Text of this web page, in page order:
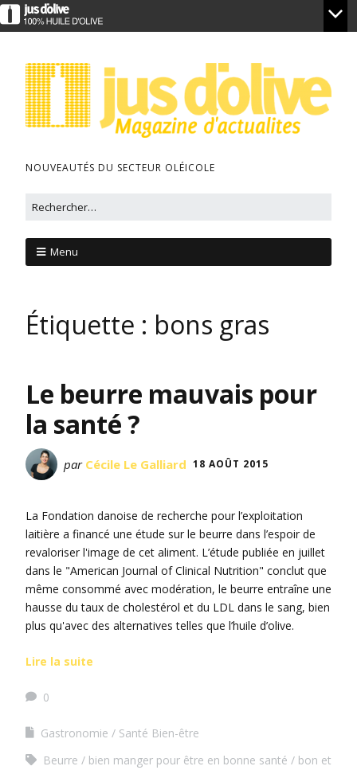
NOUVEAUTÉS DU SECTEUR OLÉICOLE
Menu
Étiquette : bons gras
Le beurre mauvais pour
la santé ?
par Cécile Le Galliard 18 AOÛT 2015
La Fondation danoise de recherche pour l’exploitation
laitière a financé une étude sur le beurre dans l’espoir de
revaloriser l'image de cet aliment. L’étude publiée en juillet
dans le "American Journal of Clinical Nutrition" conclut que
même consommé avec modération, le beurre entraîne une
hausse du taux de cholestérol et du LDL dans le sang, bien
plus qu'avec des alternatives telles que l’huile d’olive.
Lire la suite
0
Gastronomie
Santé Bien-être
Beurre
bien manger pour être en bonne santé
bon et